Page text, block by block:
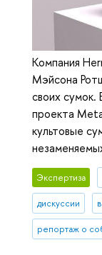
Компания
Мэйсона
своих сумок.
проекта
культовые
Экспертиза
дискуссии
репортаж о